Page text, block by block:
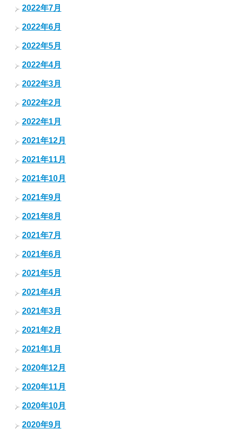
2022年7月
2022年6月
2022年5月
2022年4月
2022年3月
2022年2月
2022年1月
2021年12月
2021年11月
2021年10月
2021年9月
2021年8月
2021年7月
2021年6月
2021年5月
2021年4月
2021年3月
2021年2月
2021年1月
2020年12月
2020年11月
2020年10月
2020年9月